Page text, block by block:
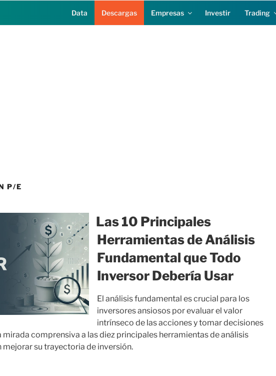
Data Descargas Empresas Investir Trading
P/E
Las 10 Principales
Herramientas de Análisis
Fundamental que Todo
Inversor Debería Usar
El análisis fundamental es crucial para los
inversores ansiosos por evaluar el valor
intrínseco de las acciones y tomar decisiones
mirada comprensiva a las diez principales herramientas de análisis
su trayectoria de inversión.